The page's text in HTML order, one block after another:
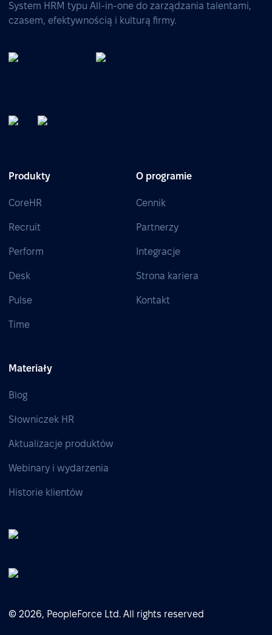
System HRM typu All-in-one do zarządzania talentami,
czasem, efektywnością i kulturą firmy.
Produkty
CoreHR
Recruit
Perform
Desk
Pulse
Time
O programie
Cennik
Partnerzy
Integracje
Strona kariera
Kontakt
Materiały
Blog
Słowniczek HR
Aktualizacje produktów
Webinary i wydarzenia
Historie klientów
© 2026, PeopleForce Ltd. All rights reserved